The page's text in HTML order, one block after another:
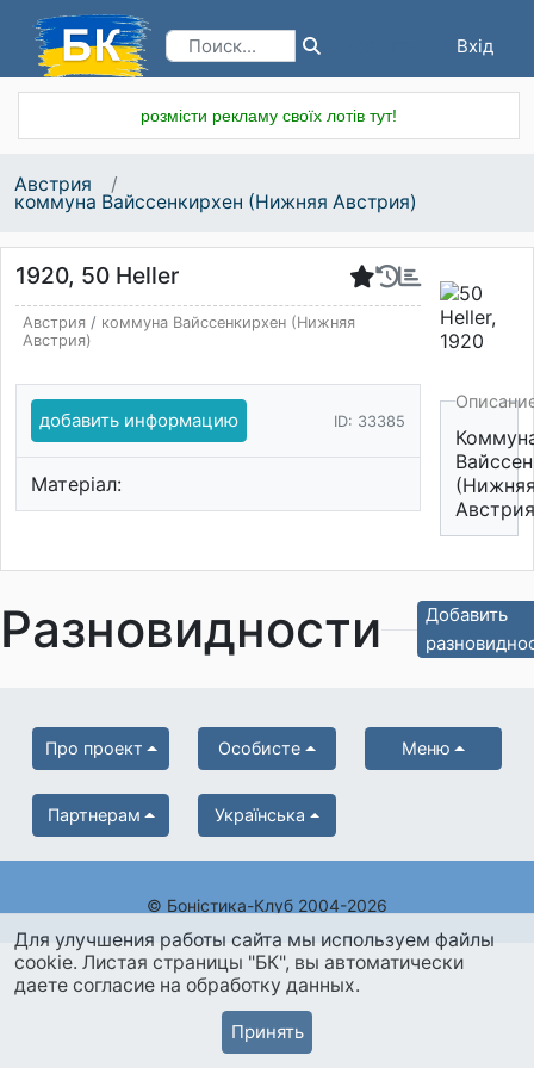
Вхід
розмісти рекламу своїх лотів тут!
Австрия
коммуна Вайссенкирхен (Нижняя Австрия)
1920, 50 Heller
Австрия/ коммуна Вайссенкирхен (Нижняя
Австрия)
добавить информацию ID: 33385
Матеріал:
Разновидности
Добавить
Про проект Особисте Меню
Партнерам Українська
© Боністика-Клуб 2004-2026
Для улучшения работы сайта мы используем файлы
cookie. Листая страницы "БК", вы автоматически
даете согласие на обработку данных.
Принять